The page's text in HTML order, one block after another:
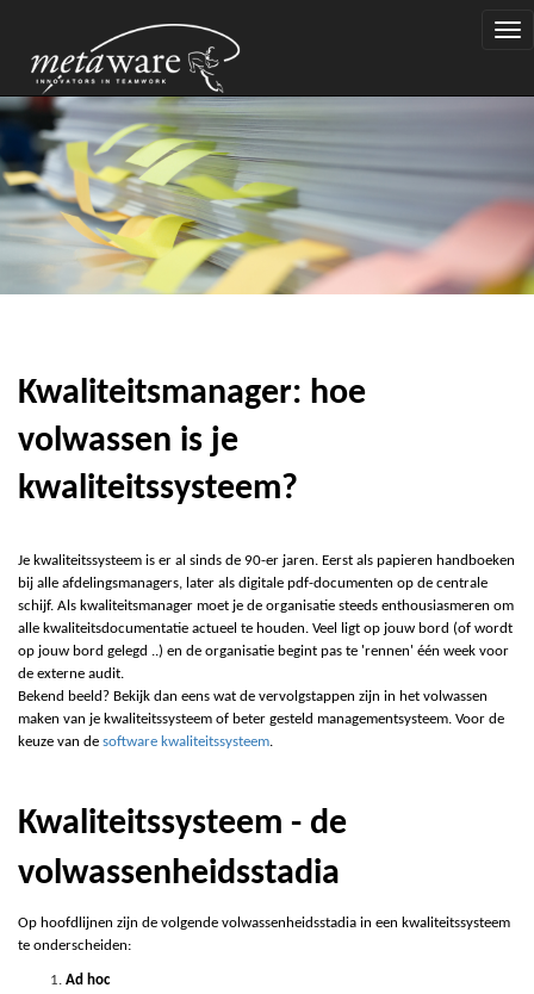
Kwaliteitsmanager: hoe
volwassen is je
kwaliteitssysteem?
Je kwaliteitssysteem is er al sinds de 90-er jaren. Eerst als papieren handboeken
bij alle afdelingsmanagers, later als digitale pdf-documenten op de centrale
schijf. Als kwaliteitsmanager moet je de organisatie steeds enthousiasmeren om
alle kwaliteitsdocumentatie actueel te houden. Veel ligt op jouw bord (of wordt
op jouw bord gelegd ..) en de organisatie begint pas te 'rennen' één week voor
de externe audit.
Bekend beeld? Bekijk dan eens wat de vervolgstappen zijn in het volwassen
maken van je kwaliteitssysteem of beter gesteld managementsysteem. Voor de
keuze van de software kwaliteitssysteem.
Kwaliteitssysteem - de
volwassenheidsstadia
Op hoofdlijnen zijn de volgende volwassenheidsstadia in een kwaliteitssysteem
te onderscheiden:
Ad hoc